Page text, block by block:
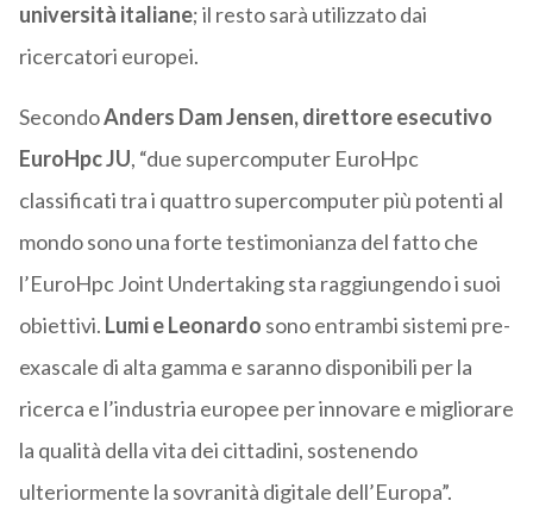
università italiane; il resto sarà utilizzato dai
ricercatori europei.
SecondoAnders Dam Jensen, direttore esecutivo
EuroHpc JU, “due supercomputer EuroHpc
classificati tra i quattro supercomputer più potenti al
mondo sono una forte testimonianza del fatto che
l’EuroHpc Joint Undertaking sta raggiungendo i suoi
obiettivi. Lumi e Leonardo sono entrambi sistemi pre-
exascale di alta gamma e saranno disponibili per la
ricerca e l’industria europee per innovare e migliorare
la qualità della vita dei cittadini, sostenendo
ulteriormente la sovranità digitale dell’Europa”.